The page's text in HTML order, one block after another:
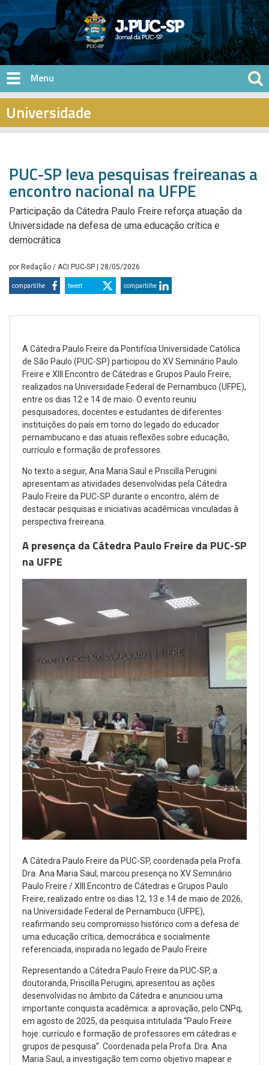
Pular para o conteúdo principal
Universidade
PUC-SP leva pesquisas freireanas a
encontro nacional na UFPE
Participação da Cátedra Paulo Freire reforça atuação da
Universidade na defesa de uma educação crítica e
democrática
por Redação / ACI PUC-SP | 28/05/2026
compartilhe tweet compartilhe
A Cátedra Paulo Freire da Pontifícia Universidade Católica
de São Paulo (PUC-SP) participou do XV Seminário Paulo
Freire e XIII Encontro de Cátedras e Grupos Paulo Freire,
realizados na Universidade Federal de Pernambuco (UFPE),
entre os dias 12 e 14 de maio. O evento reuniu
pesquisadores, docentes e estudantes de diferentes
instituições do país em torno do legado do educador
pernambucano e das atuais reflexões sobre educação,
currículo e formação de professores.
No texto a seguir, Ana Maria Saul e Priscilla Perugini
apresentam as atividades desenvolvidas pela Cátedra
Paulo Freire da PUC-SP durante o encontro, além de
destacar pesquisas e iniciativas acadêmicas vinculadas à
perspectiva freireana.
A presença da Cátedra Paulo Freire da PUC-SP
na UFPE
A Cátedra Paulo Freire da PUC-SP, coordenada pela Profa.
Dra. Ana Maria Saul, marcou presença no XV Seminário
Paulo Freire / XIII Encontro de Cátedras e Grupos Paulo
Freire, realizado entre os dias 12, 13 e 14 de maio de 2026,
na Universidade Federal de Pernambuco (UFPE),
reafirmando seu compromisso histórico com a defesa de
uma educação crítica, democrática e socialmente
referenciada, inspirada no legado de Paulo Freire.
Representando a Cátedra Paulo Freire da PUC-SP, a
doutoranda, Priscilla Perugini, apresentou as ações
desenvolvidas no âmbito da Cátedra e anunciou uma
importante conquista acadêmica: a aprovação, pelo CNPq,
em agosto de 2025, da pesquisa intitulada “Paulo Freire
hoje: currículo e formação de professores em cátedras e
grupos de pesquisa”. Coordenada pela Profa. Dra. Ana
Maria Saul, a investigação tem como objetivo mapear e